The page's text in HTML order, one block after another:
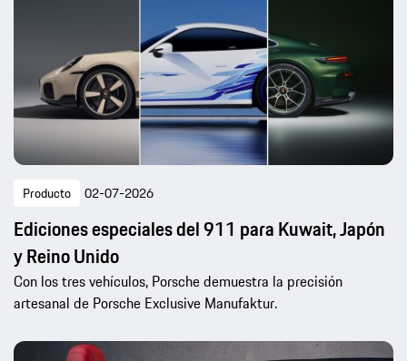
Producto 02-07-2026
Ediciones especiales del 911 para Kuwait, Japón
y Reino Unido
Con los tres vehículos, Porsche demuestra la precisión
artesanal de Porsche Exclusive Manufaktur.